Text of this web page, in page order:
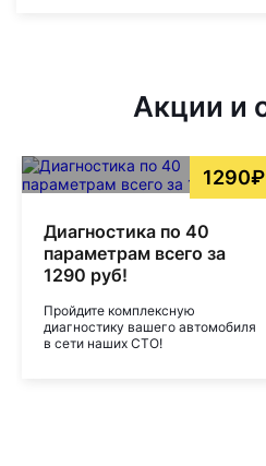
Акции и
1290₽
Диагностика по 40
параметрам всего за
1290 руб!
Пройдите комплексную
диагностику вашего автомобиля
в сети наших СТО!